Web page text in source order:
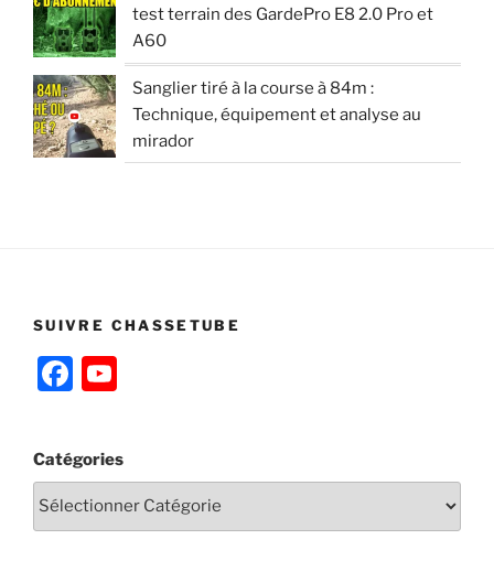
test terrain des GardePro E8 2.0 Pro et
A60
Sanglier tiré à la course à 84m :
Technique, équipement et analyse au
mirador
SUIVRE CHASSETUBE
F
c
e
b
T
u
Catégories